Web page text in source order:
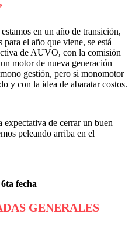
en un año de transición,
el año que viene, se está
de AUVO, con la comisión
motor de nueva generación –
gestión, pero si monomotor
y con la idea de abaratar costos.
de cerrar un buen
peleando arriba en el
fecha
GENERALES